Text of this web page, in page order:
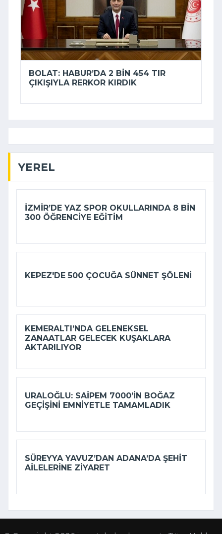
BOLAT: HABUR’DA 2 BIN 454 TIR
ÇIKIŞIYLA RERKOR KIRDIK
YEREL
İZMIR’DE YAZ SPOR OKULLARINDA 8 BIN
300 ÖĞRENCIYE EĞITIM
KEPEZ'DE 500 ÇOCUĞA SÜNNET ŞÖLENI
KEMERALTI’NDA GELENEKSEL
ZANAATLAR GELECEK KUŞAKLARA
AKTARILIYOR
URALOĞLU: SAIPEM 7000’IN BOĞAZ
GEÇIŞINI EMNIYETLE TAMAMLADIK
SÜREYYA YAVUZ’DAN ADANA’DA ŞEHIT
AILELERINE ZIYARET